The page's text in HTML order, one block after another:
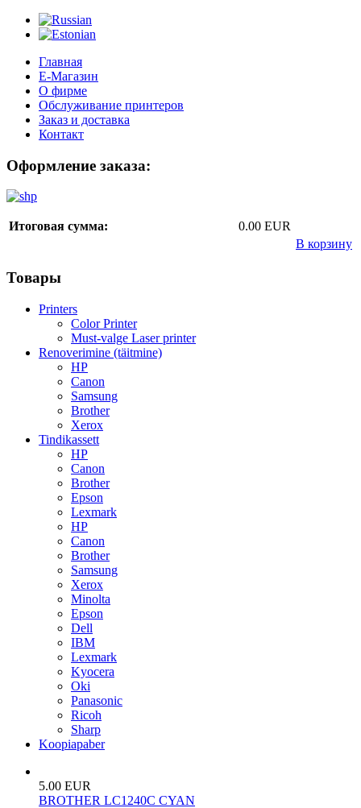
Главная
Е-Магазин
О фирме
Обслуживание принтеров
Заказ и доставка
Контакт
Оформление заказа:
Итоговая сумма:
0.00 EUR
В корзину
Товары
Printers
Color Printer
Must-valge Laser printer
Renoverimine (täitmine)
HP
Canon
Samsung
Brother
Xerox
Tindikassett
HP
Canon
Brother
Epson
Lexmark
HP
Canon
Brother
Samsung
Xerox
Minolta
Epson
Dell
IBM
Lexmark
Kyocera
Oki
Panasonic
Ricoh
Sharp
Koopiapaber
5.00 EUR
BROTHER LC1240C CYAN